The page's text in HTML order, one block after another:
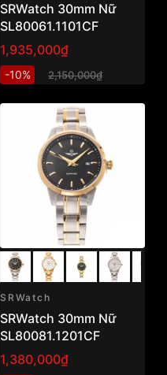
SRWatch 30mm Nữ
SL80061.1101CF
1,935,000₫
-10% 2,150,000₫
SRWatch
SRWatch 30mm Nữ
SL80081.1201CF
1,380,000₫